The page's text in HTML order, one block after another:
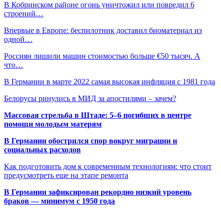
В Кобринском районе огонь уничтожил или повредил 6
строений…
Впервые в Европе: беспилотник доставил биоматериал из
одной…
Россиян лишили машин стоимостью больше €50 тысяч. А
что…
В Германии в марте 2022 самая высокая инфляция с 1981 года
Белорусы ринулись в МИД за апостилями – зачем?
Массовая стрельба в Штаде: 5–6 погибших в центре
помощи молодым матерям
В Германии обострился спор вокруг миграции и
социальных расходов
Как подготовить дом к современным технологиям: что стоит
предусмотреть еще на этапе ремонта
В Германии зафиксирован рекордно низкий уровень
браков — минимум с 1950 года